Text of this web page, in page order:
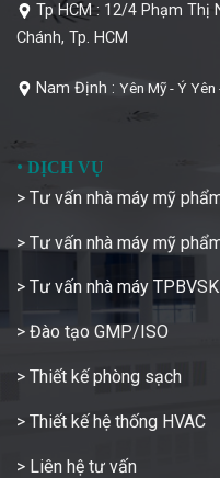
Tp HCM : 12/4 Phạm Thị
Chánh, Tp. HCM
Nam Định : Yên Mỹ - Ý Yên
• DỊCH VỤ
> Tư vấn nhà máy mỹ
> Tư vấn nhà máy mỹ
> Tư vấn nhà máy
> Đào tạo GMP/ISO
> Thiết kế phòng sạch
> Thiết kế hệ thống HVAC
> Liên hệ tư vấn